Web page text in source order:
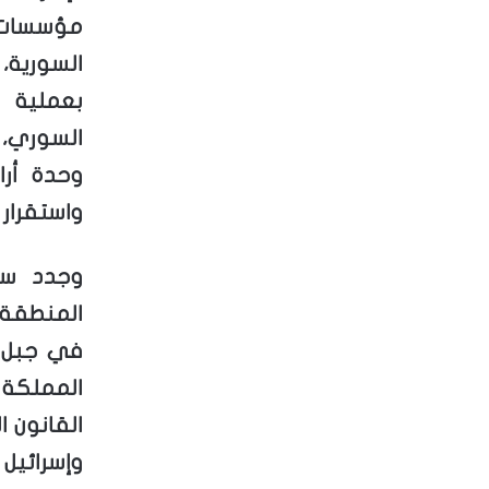
مؤسسات
وحدة
وجدد
في جبل
المملكة
القانون